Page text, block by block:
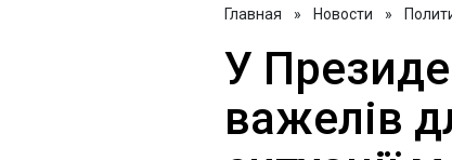
Главная » Новости »
У
важелів